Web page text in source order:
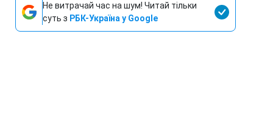
Не витрачай час на шум! Читай тільки
суть з РБК-Україна у Google